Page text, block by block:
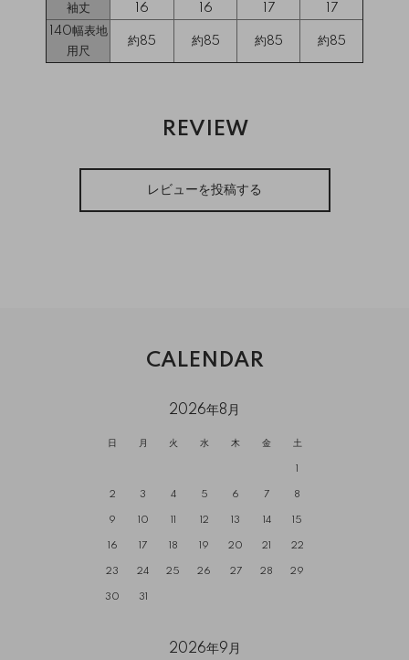
袖丈
16 16 17
17
140幅表地
用尺
約85 約85 約85 約85
REVIEW
レビューを投稿する
CALENDAR
2026年8月
日 月 火 水 木 金 土
1
2 3 4 5 6 7 8
9 10 11 12 13 14 15
16 17 18 19 20 21 22
23 24 25 26 27 28 29
30 31
2026年9月